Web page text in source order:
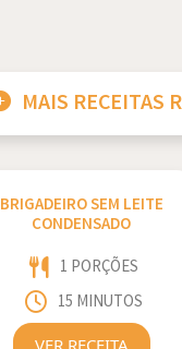
MAIS RECEITAS
BRIGADEIRO SEM LEITE
CONDENSADO
1 PORÇÕES
15 MINUTOS
VER RECEITA